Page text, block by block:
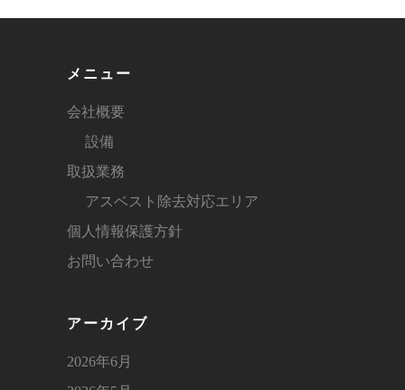
メニュー
会社概要
設備
取扱業務
アスベスト除去対応エリア
個人情報保護方針
お問い合わせ
アーカイブ
2026年6月